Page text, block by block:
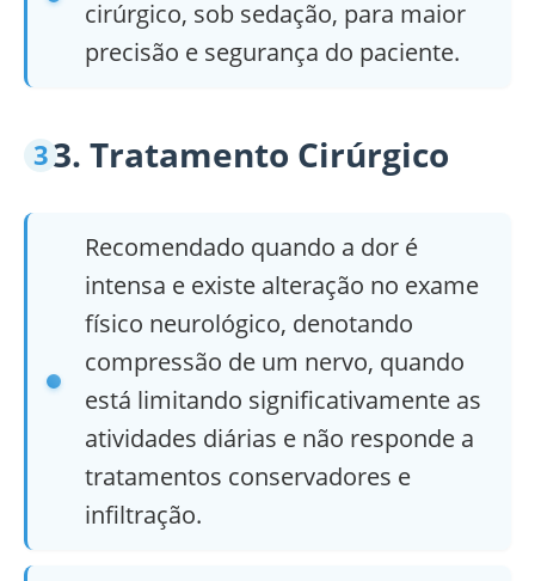
cirúrgico, sob sedação, para maior
precisão e segurança do paciente.
3. Tratamento Cirúrgico
Recomendado quando a dor é
intensa e existe alteração no exame
físico neurológico, denotando
compressão de um nervo, quando
está limitando significativamente as
atividades diárias e não responde a
tratamentos conservadores e
infiltração.